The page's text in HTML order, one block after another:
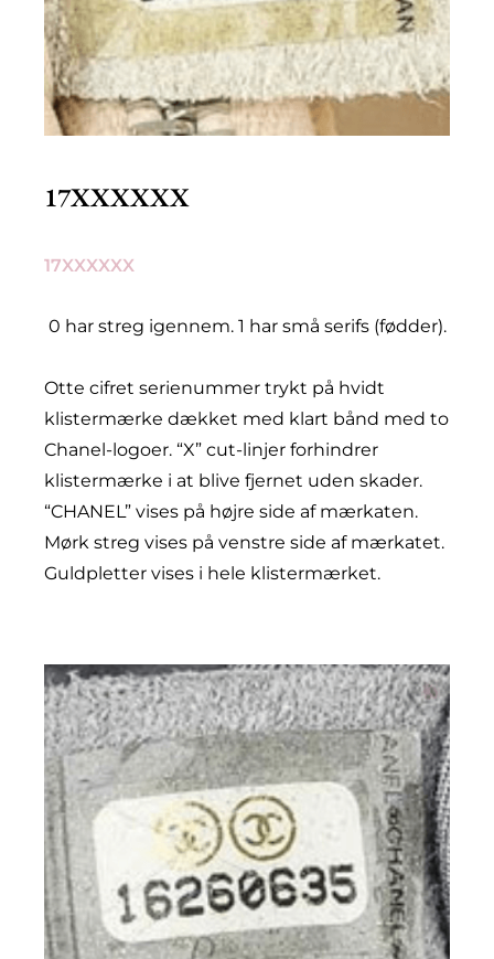
17XXXXXX
17XXXXXX
0 har streg igennem. 1 har små serifs (fødder).
Otte cifret serienummer trykt på hvidt
klistermærke dækket med klart bånd med to
Chanel-logoer. “X” cut-linjer forhindrer
klistermærke i at blive fjernet uden skader.
“CHANEL” vises på højre side af mærkaten.
Mørk streg vises på venstre side af mærkatet.
Guldpletter vises i hele klistermærket.